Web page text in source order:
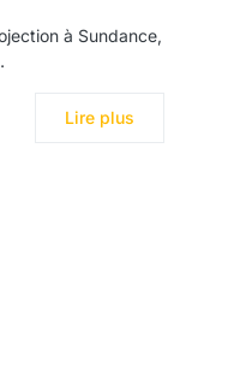
à Sundance,
Lire plus